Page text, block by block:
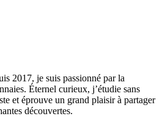
2017, je suis passionné par la
Éternel curieux, j’étudie sans
et éprouve un grand plaisir à partager
découvertes.